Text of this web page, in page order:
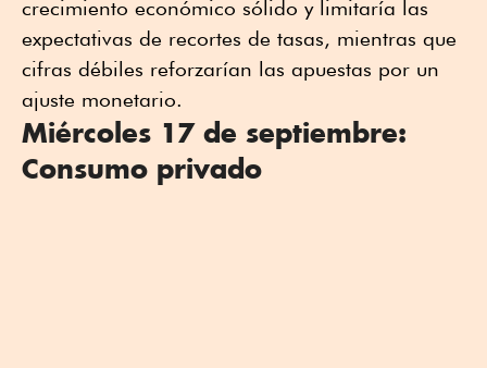
crecimiento económico sólido y limitaría las
expectativas de recortes de tasas, mientras que
cifras débiles reforzarían las apuestas por un
ajuste monetario.
Miércoles 17 de septiembre:
Consumo privado